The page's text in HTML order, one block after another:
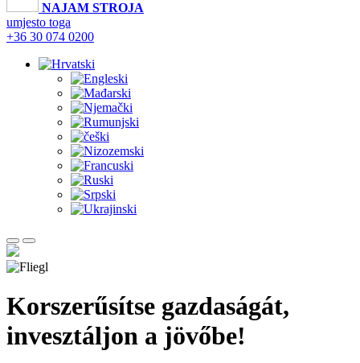
NAJAM STROJA
umjesto toga
+36 30 074 0200
Korszerűsítse gazdaságát,
invesztáljon a jövőbe!